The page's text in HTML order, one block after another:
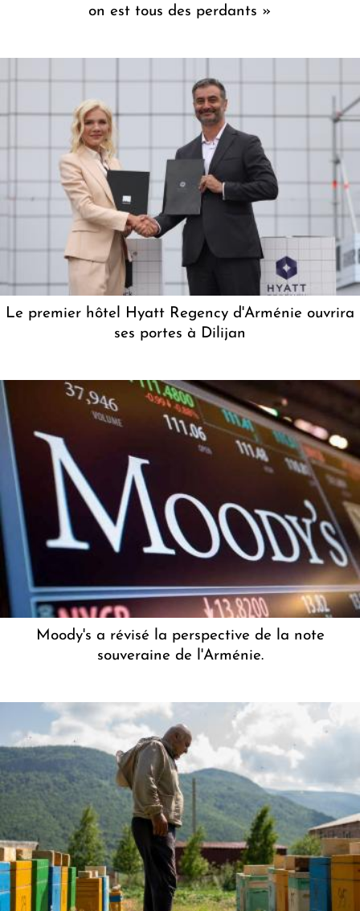
on est tous des perdants »
Le premier hôtel Hyatt Regency d'Arménie ouvrira
ses portes à Dilijan
Moody's a révisé la perspective de la note
souveraine de l'Arménie.